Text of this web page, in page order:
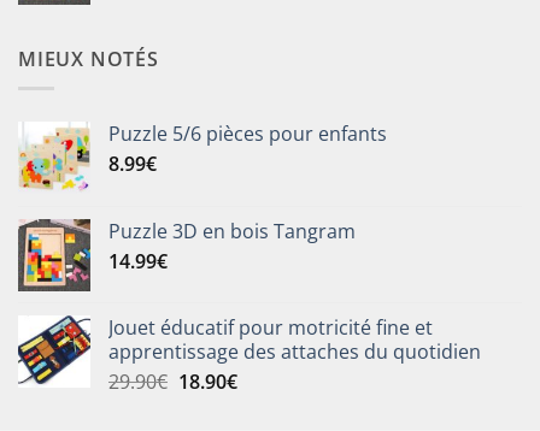
MIEUX NOTÉS
Puzzle 5/6 pièces pour enfants
8.99€
Puzzle 3D en bois Tangram
14.99€
Jouet éducatif pour motricité fine et
apprentissage des attaches du quotidien
29.90€ Le
18.90€Le